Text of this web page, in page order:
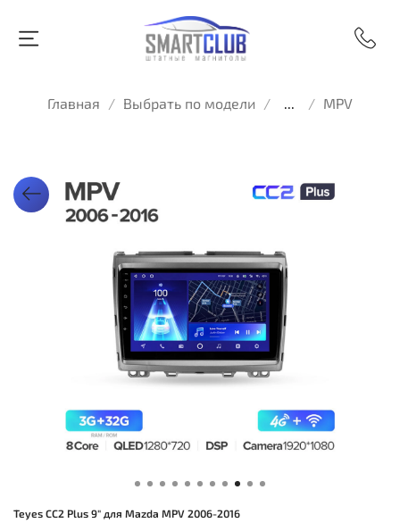
Главная Выбрать по модели ... MPV
Teyes CC2 Plus 9" для Mazda MPV 2006-2016